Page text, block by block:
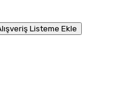
Listeme Ekle